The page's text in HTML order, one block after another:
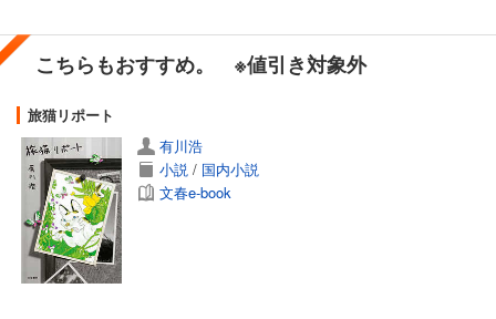
こちらもおすすめ。 ※値引き対象外
旅猫リポート
有川浩
小説 / 国内小説
文春e-book